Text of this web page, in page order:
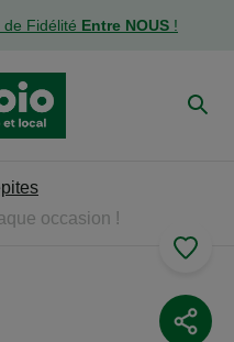
Fidélité Entre NOUS !
occasion !